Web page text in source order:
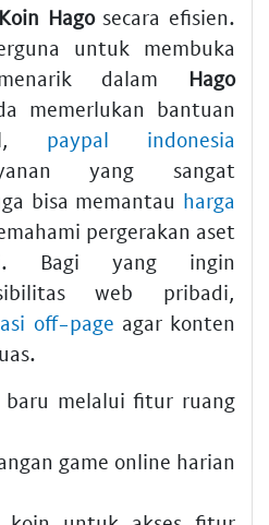
Koin Hagosecara efisien.
untuk membuka
dalam Hago
memerlukan bantuan
paypal indonesia
yang sangat
bisa memantau harga
pergerakan aset
Bagi yang ingin
web pribadi,
off-page agar konten
baru melalui fitur ruang
game online harian